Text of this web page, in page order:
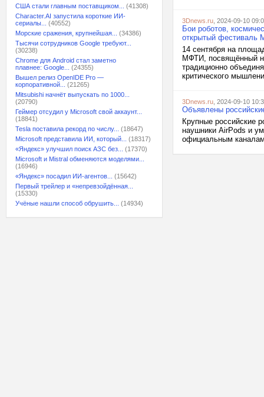
США стали главным поставщиком...
(41308)
Character.AI запустила короткие ИИ-
сериалы...
(40552)
Морские сражения, крупнейшая...
(34386)
Тысячи сотрудников Google требуют...
(30238)
Chrome для Android стал заметно
плавнее: Google...
(24355)
Вышел релиз OpenIDE Pro —
корпоративной...
(21265)
Mitsubishi начнёт выпускать по 1000...
(20790)
Геймер отсудил у Microsoft свой аккаунт...
(18841)
Tesla поставила рекорд по числу...
(18647)
Microsoft представила ИИ, который...
(18317)
«Яндекс» улучшил поиск АЗС без...
(17370)
Microsoft и Mistral обменяются моделями...
(16946)
«Яндекс» посадил ИИ-агентов...
(15642)
Первый трейлер и «непревзойдённая...
(15330)
Учёные нашли способ обрушить...
(14934)
3Dnews.ru , 2024-09-10
Бои роботов,
открытый фестиваль
14 сентября на
МФТИ, посвящённый
традиционно
критического
3Dnews.ru , 2024-09-10
Объявлены
Крупные российские
наушники AirPods и
официальным